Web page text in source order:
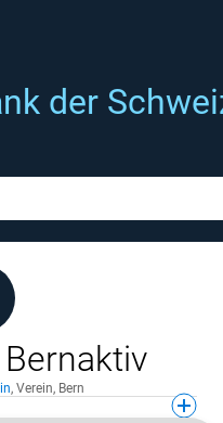
der
, Verein, Bern